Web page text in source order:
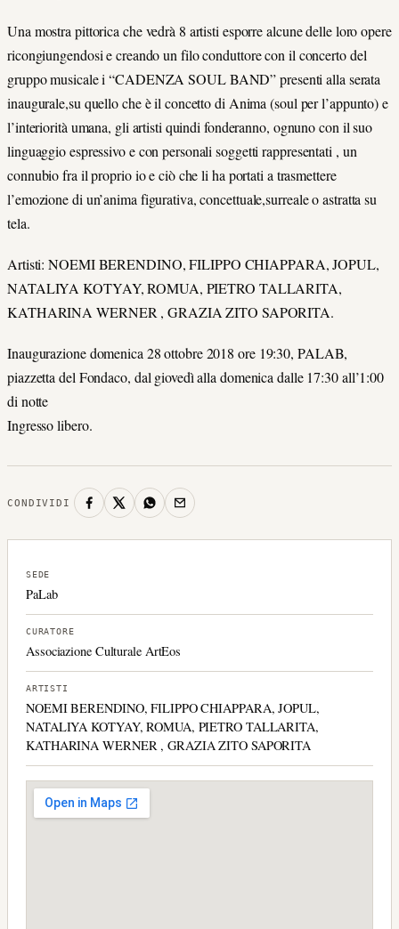
Una mostra pittorica che vedrà 8 artisti esporre alcune delle loro opere
ricongiungendosi e creando un filo conduttore con il concerto del
gruppo musicale i “CADENZA SOUL BAND” presenti alla serata
inaugurale,su quello che è il concetto di Anima (soul per l’appunto) e
l’interiorità umana, gli artisti quindi fonderanno, ognuno con il suo
linguaggio espressivo e con personali soggetti rappresentati , un
connubio fra il proprio io e ciò che li ha portati a trasmettere
l’emozione di un’anima figurativa, concettuale,surreale o astratta su
tela.
Artisti: NOEMI BERENDINO, FILIPPO CHIAPPARA, JOPUL,
NATALIYA KOTYAY, ROMUA, PIETRO TALLARITA,
KATHARINA WERNER , GRAZIA ZITO SAPORITA.
Inaugurazione domenica 28 ottobre 2018 ore 19:30, PALAB,
piazzetta del Fondaco, dal giovedì alla domenica dalle 17:30 all’1:00
di notte
Ingresso libero.
CONDIVIDI
SEDE
PaLab
CURATORE
Associazione Culturale ArtEos
ARTISTI
NOEMI BERENDINO, FILIPPO CHIAPPARA, JOPUL,
NATALIYA KOTYAY, ROMUA, PIETRO TALLARITA,
KATHARINA WERNER , GRAZIA ZITO SAPORITA